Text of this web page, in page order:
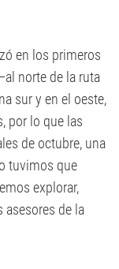
en los primeros
norte de la ruta
sur y en el oeste,
por lo que las
de octubre, una
tuvimos que
explorar,
asesores de la